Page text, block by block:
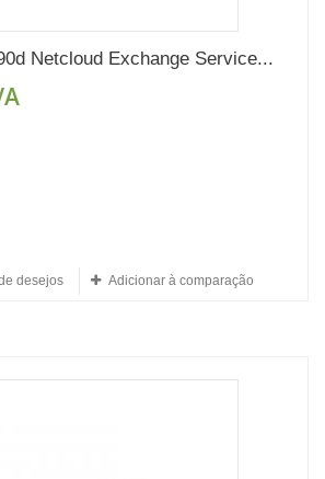
Netcloud Exchange Service...
desejos Adicionar à comparação